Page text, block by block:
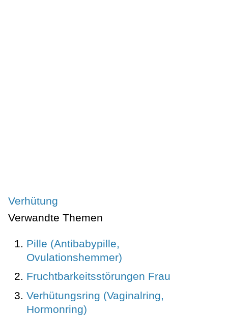
Verhütung
Verwandte Themen
Pille (Antibabypille,
Ovulationshemmer)
Fruchtbarkeitsstörungen Frau
Verhütungsring (Vaginalring,
Hormonring)